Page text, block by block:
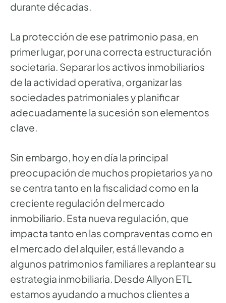
durante décadas.
La protección de ese patrimonio pasa, en
primer lugar, por una correcta estructuración
societaria. Separar los activos inmobiliarios
de la actividad operativa, organizar las
sociedades patrimoniales y planificar
adecuadamente la sucesión son elementos
clave.
Sin embargo, hoy en día la principal
preocupación de muchos propietarios ya no
se centra tanto en la fiscalidad como en la
creciente regulación del mercado
inmobiliario. Esta nueva regulación, que
impacta tanto en las compraventas como en
el mercado del alquiler, está llevando a
algunos patrimonios familiares a replantear su
estrategia inmobiliaria. Desde Allyon ETL
estamos ayudando a muchos clientes a